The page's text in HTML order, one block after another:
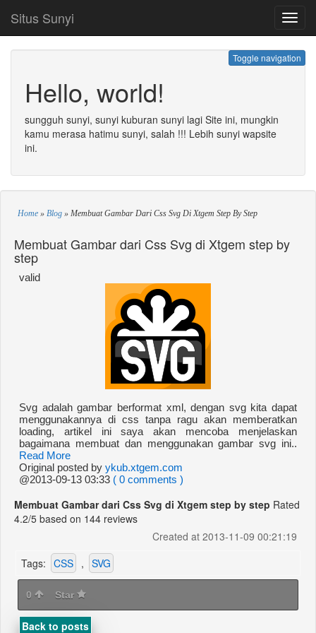
Situs Sunyi
Toggle navigation
Hello, world!
sungguh sunyi, sunyi kuburan sunyi lagi Site ini, mungkin
kamu merasa hatimu sunyi, salah !!! Lebih sunyi wapsite
ini.
Home » Blog » Membuat Gambar Dari Css Svg Di Xtgem Step By Step
Membuat Gambar dari Css Svg di Xtgem step by
step
valid
Svg adalah gambar berformat xml, dengan svg kita dapat
menggunakannya di css tanpa ragu akan memberatkan
loading, artikel ini saya akan mencoba menjelaskan
bagaimana membuat dan menggunakan gambar svg ini..
Read More
Original posted by ykub.xtgem.com
@2013-09-13 03:33 ( 0 comments )
Membuat Gambar dari Css Svg di Xtgem step by step Rated
4.2/5 based on 144 reviews
Created at 2013-11-09 00:21:19
Tags: CSS , SVG
0 Star
Back to posts